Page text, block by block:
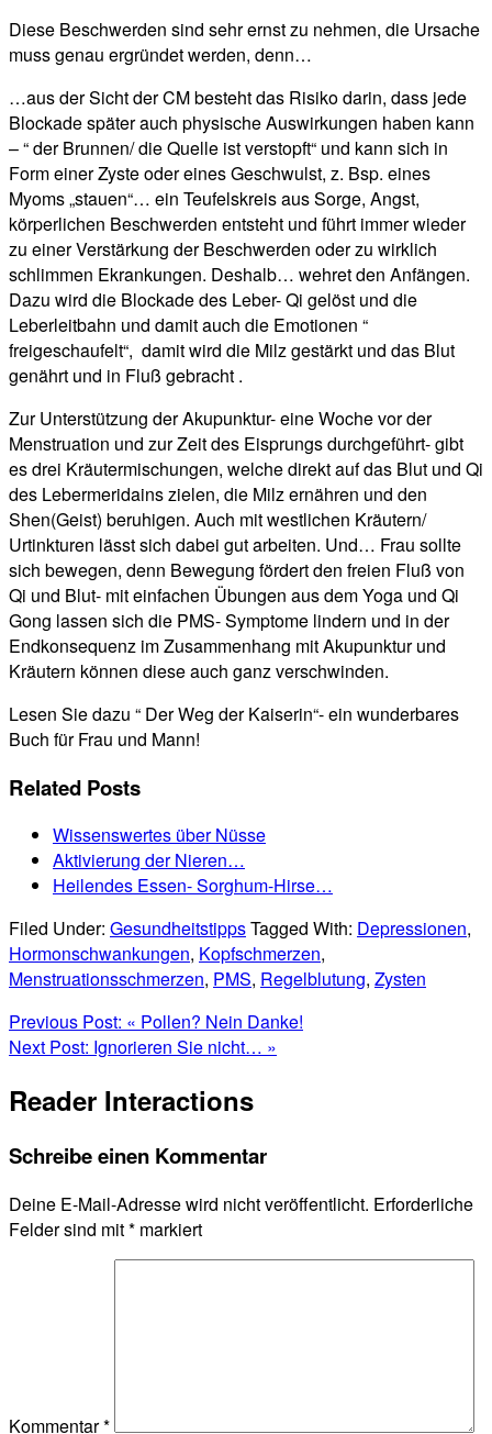
Diese Beschwerden sind sehr ernst zu nehmen, die Ursache
muss genau ergründet werden, denn…
…aus der Sicht der CM besteht das Risiko darin, dass jede
Blockade später auch physische Auswirkungen haben kann
– “ der Brunnen/ die Quelle ist verstopft“ und kann sich in
Form einer Zyste oder eines Geschwulst, z. Bsp. eines
Myoms „stauen“… ein Teufelskreis aus Sorge, Angst,
körperlichen Beschwerden entsteht und führt immer wieder
zu einer Verstärkung der Beschwerden oder zu wirklich
schlimmen Ekrankungen. Deshalb… wehret den Anfängen.
Dazu wird die Blockade des Leber- Qi gelöst und die
Leberleitbahn und damit auch die Emotionen “
freigeschaufelt“, damit wird die Milz gestärkt und das Blut
genährt und in Fluß gebracht .
Zur Unterstützung der Akupunktur- eine Woche vor der
Menstruation und zur Zeit des Eisprungs durchgeführt- gibt
es drei Kräutermischungen, welche direkt auf das Blut und Qi
des Lebermeridains zielen, die Milz ernähren und den
Shen(Geist) beruhigen. Auch mit westlichen Kräutern/
Urtinkturen lässt sich dabei gut arbeiten. Und… Frau sollte
sich bewegen, denn Bewegung fördert den freien Fluß von
Qi und Blut- mit einfachen Übungen aus dem Yoga und Qi
Gong lassen sich die PMS- Symptome lindern und in der
Endkonsequenz im Zusammenhang mit Akupunktur und
Kräutern können diese auch ganz verschwinden.
Lesen Sie dazu “ Der Weg der Kaiserin“- ein wunderbares
Buch für Frau und Mann!
Related Posts
Wissenswertes über Nüsse
Aktivierung der Nieren…
Heilendes Essen- Sorghum-Hirse…
Filed Under: GesundheitstippsTagged With: Depressionen,
Hormonschwankungen, Kopfschmerzen,
Menstruationsschmerzen, PMS, Regelblutung, Zysten
Previous Post: « Pollen? Nein Danke!
Next Post: Ignorieren Sie nicht… »
Reader Interactions
Schreibe einen Kommentar
Deine E-Mail-Adresse wird nicht veröffentlicht. Erforderliche
Felder sind mit* markiert
Kommentar*